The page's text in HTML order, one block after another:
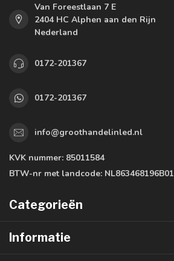
Van Foreestlaan 7 E
2404 HC Alphen aan den Rijn
Nederland
0172-201367
0172-201367
info@groothandelinled.nl
KVK nummer: 85011584
BTW-nr met landcode: NL863468196B01
Categorieën
Informatie